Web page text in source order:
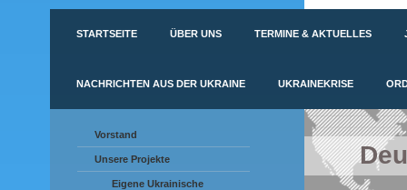
STARTSEITE ÜBER UNS TERMINE & AKTUELLES
NACHRICHTEN AUS DER UKRAINE UKRAINEKRISE
Vorstand
Unsere Projekte
Eigene Ukrainische